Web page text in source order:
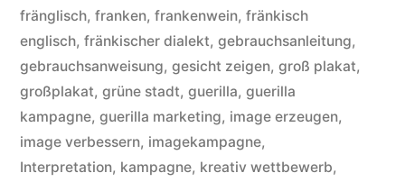
fränglisch, franken, frankenwein, fränkisch
englisch, fränkischer dialekt, gebrauchsanleitung,
gebrauchsanweisung, gesicht zeigen, groß plakat,
großplakat, grüne stadt, guerilla, guerilla
kampagne, guerilla marketing, image erzeugen,
image verbessern, imagekampagne,
Interpretation, kampagne, kreativ wettbewerb,